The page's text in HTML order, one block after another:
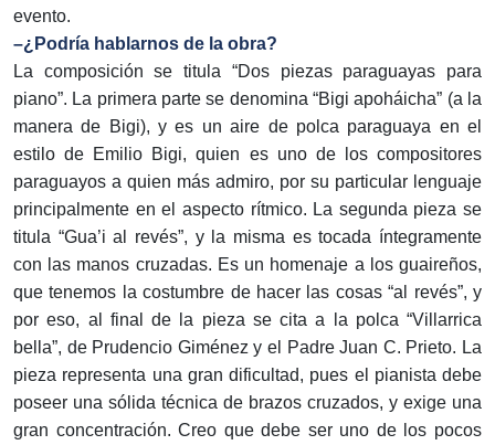
evento.
–¿Podría hablarnos de la obra?
La composición se titula “Dos piezas paraguayas para
piano”. La primera parte se denomina “Bigi apoháicha” (a la
manera de Bigi), y es un aire de polca paraguaya en el
estilo de Emilio Bigi, quien es uno de los compositores
paraguayos a quien más admiro, por su particular lenguaje
principalmente en el aspecto rítmico. La segunda pieza se
titula “Gua’i al revés”, y la misma es tocada íntegramente
con las manos cruzadas. Es un homenaje a los guaireños,
que tenemos la costumbre de hacer las cosas “al revés”, y
por eso, al final de la pieza se cita a la polca “Villarrica
bella”, de Prudencio Giménez y el Padre Juan C. Prieto. La
pieza representa una gran dificultad, pues el pianista debe
poseer una sólida técnica de brazos cruzados, y exige una
gran concentración. Creo que debe ser uno de los pocos